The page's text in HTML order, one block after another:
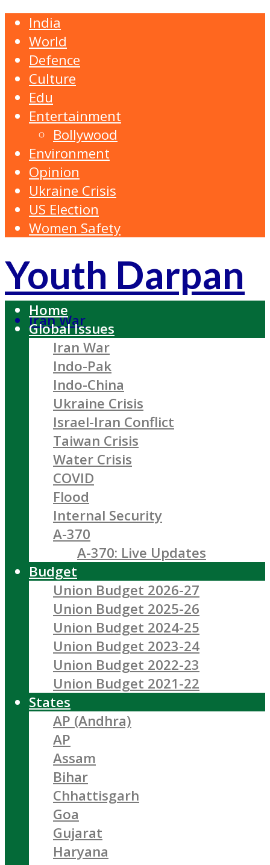
India
World
Defence
Culture
Edu
Entertainment
Bollywood
Environment
Opinion
Ukraine Crisis
US Election
Women Safety
Youth Darpan
Iran War
Home
Global Issues
Iran War
Indo-Pak
Indo-China
Ukraine Crisis
Israel-Iran Conflict
Taiwan Crisis
Water Crisis
COVID
Flood
Internal Security
A-370
A-370: Live Updates
Budget
Union Budget 2026-27
Union Budget 2025-26
Union Budget 2024-25
Union Budget 2023-24
Union Budget 2022-23
Union Budget 2021-22
States
AP (Andhra)
AP
Assam
Bihar
Chhattisgarh
Goa
Gujarat
Haryana